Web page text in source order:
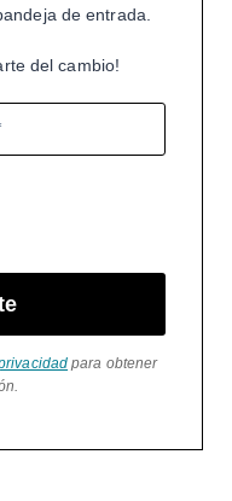
de entrada.
del cambio!
para obtener